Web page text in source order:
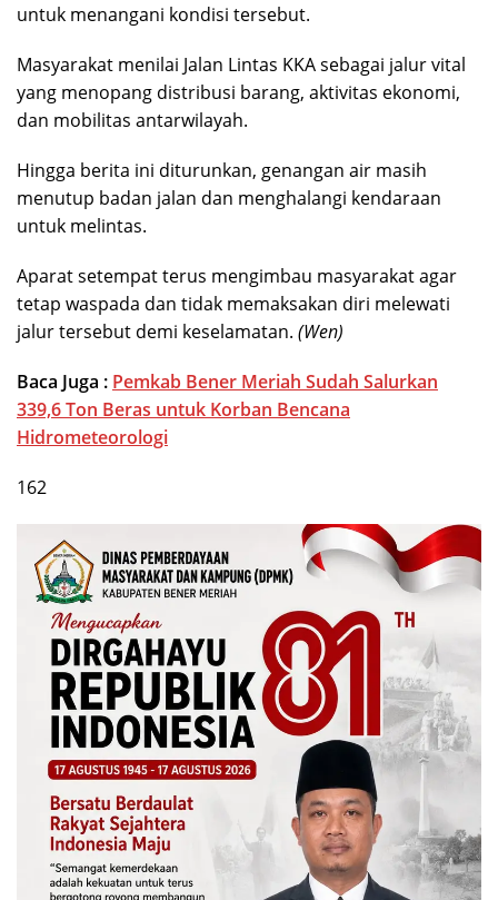
untuk menangani kondisi tersebut.
Masyarakat menilai Jalan Lintas KKA sebagai jalur vital
yang menopang distribusi barang, aktivitas ekonomi,
dan mobilitas antarwilayah.
Hingga berita ini diturunkan, genangan air masih
menutup badan jalan dan menghalangi kendaraan
untuk melintas.
Aparat setempat terus mengimbau masyarakat agar
tetap waspada dan tidak memaksakan diri melewati
jalur tersebut demi keselamatan. (Wen)
Baca Juga : Pemkab Bener Meriah Sudah Salurkan
339,6 Ton Beras untuk Korban Bencana
Hidrometeorologi
162